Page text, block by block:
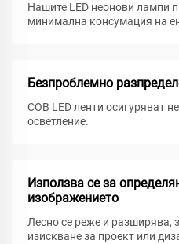
Нашите LED неонови лампи
минимална консумация на
Безпроблемно
COB LED ленти осигуряват
осветление.
Използва се за
изображението
Лесно се реже и разширява,
изискване за проект или